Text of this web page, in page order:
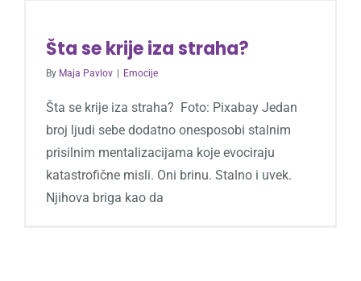
Šta se krije iza straha?
By Maja Pavlov Emocije
Šta se krije iza straha? Foto: Pixabay Jedan
broj ljudi sebe dodatno onesposobi stalnim
prisilnim mentalizacijama koje evociraju
katastrofične misli. Oni brinu. Stalno i uvek.
Njihova briga kao da